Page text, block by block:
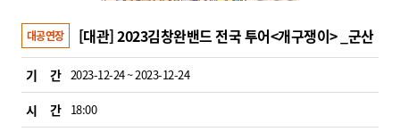
대공연장 [대관] 2023김창완밴드 전국 투어<개구쟁이> _군산
기 간 2023-12-24 ~ 2023-12-24
시 간 18:00